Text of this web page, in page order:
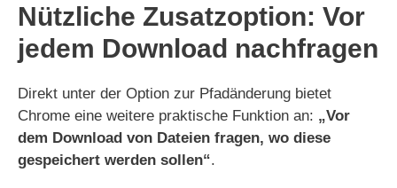
Nützliche Zusatzoption: Vor
jedem Download nachfragen
Direkt unter der Option zur Pfadänderung bietet
Chrome eine weitere praktische Funktion an: „Vor
dem Download von Dateien fragen, wo diese
gespeichert werden sollen“.